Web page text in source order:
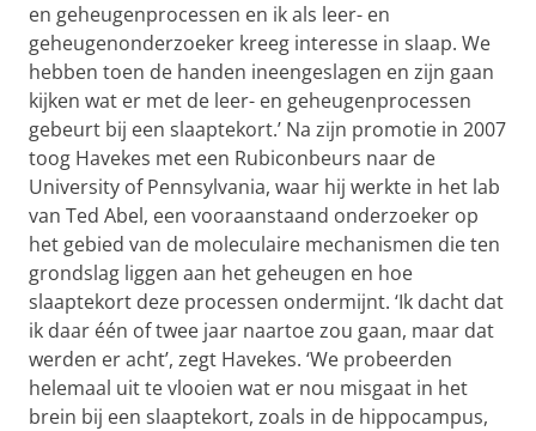
en geheugenprocessen en ik als leer- en
geheugenonderzoeker kreeg interesse in slaap. We
hebben toen de handen ineengeslagen en zijn gaan
kijken wat er met de leer- en geheugenprocessen
gebeurt bij een slaaptekort.’ Na zijn promotie in 2007
toog Havekes met een Rubiconbeurs naar de
University of Pennsylvania, waar hij werkte in het lab
van Ted Abel, een vooraanstaand onderzoeker op
het gebied van de moleculaire mechanismen die ten
grondslag liggen aan het geheugen en hoe
slaaptekort deze processen ondermijnt. ‘Ik dacht dat
ik daar één of twee jaar naartoe zou gaan, maar dat
werden er acht’, zegt Havekes. ‘We probeerden
helemaal uit te vlooien wat er nou misgaat in het
brein bij een slaaptekort, zoals in de hippocampus,